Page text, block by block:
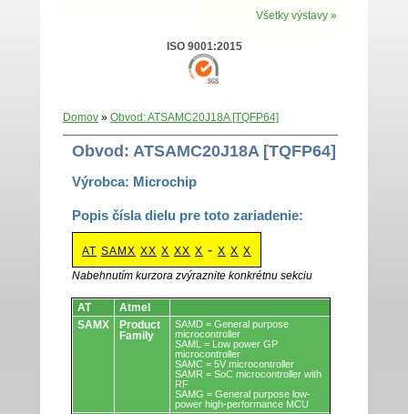
Všetky výstavy »
ISO 9001:2015
Domov » Obvod: ATSAMC20J18A [TQFP64]
Obvod: ATSAMC20J18A [TQFP64]
Výrobca: Microchip
Popis čísla dielu pre toto zariadenie:
AT SAMX XX X XX X - X X X
Nabehnutím kurzora zvýraznite konkrétnu sekciu
Obvody.
AT
Atmel
SAMX
Product
Family
SAMD = General purpose
microcontroller
SAML = Low power GP
microcontroller
SAMC = 5V microcontroller
SAMR = SoC microcontroller with
RF
SAMG = General purpose low-
power high-performance MCU